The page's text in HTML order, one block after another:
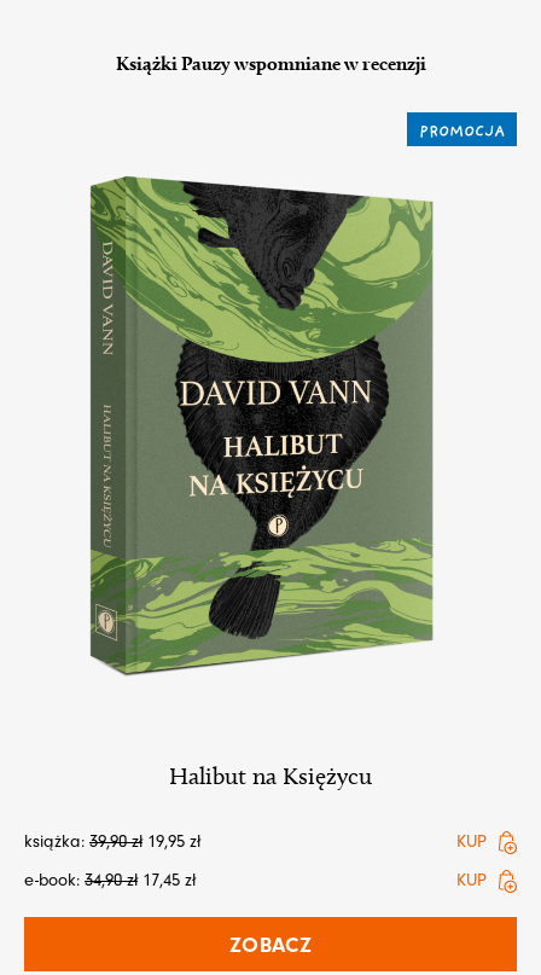
Książki Pauzy wspomniane w recenzji
PROMOCJA
Halibut na Księżycu
książka: 39,90zł 19,95 zł
KUP
e-book: 34,90zł 17,45 zł KUP
ZOBACZ